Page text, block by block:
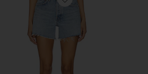
Favorite ШОРТЫ PARKER